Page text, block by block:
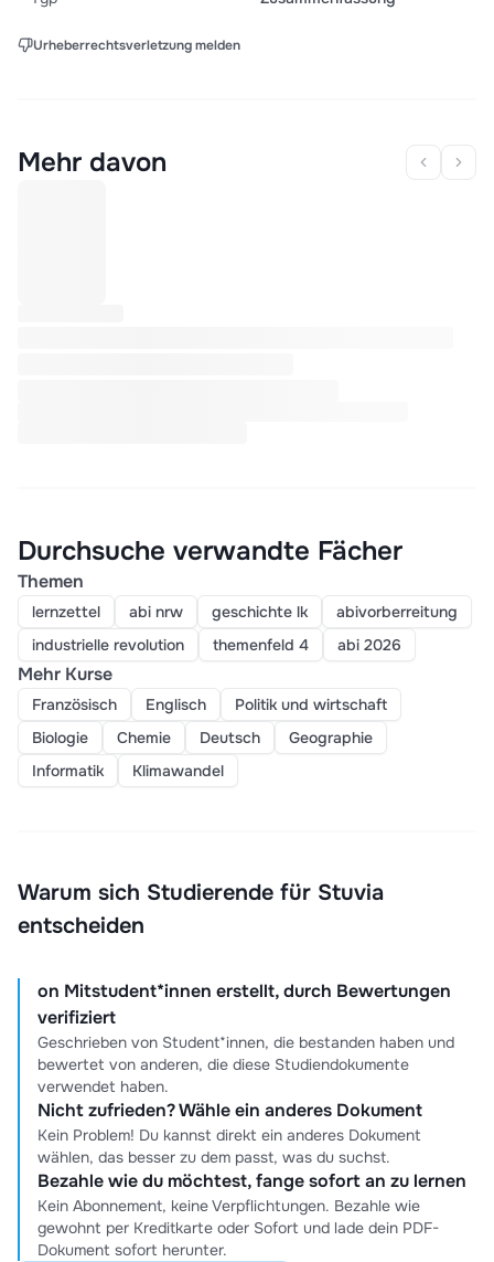
Urheberrechtsverletzung melden
Mehr davon
Durchsuche verwandte Fächer
Themen
lernzettel abi nrw geschichte lk
abivorberreitung
industrielle revolution
themenfeld 4 abi 2026
Mehr Kurse
Französisch Englisch
Politik und wirtschaft
Biologie
Chemie Deutsch
Geographie
Informatik
Klimawandel
Warum sich Studierende für Stuvia
entscheiden
on Mitstudent*innen erstellt, durch Bewertungen
verifiziert
Geschrieben von Student*innen, die bestanden haben und
bewertet von anderen, die diese Studiendokumente
verwendet haben.
Nicht zufrieden? Wähle ein anderes Dokument
Kein Problem! Du kannst direkt ein anderes Dokument
wählen, das besser zu dem passt, was du suchst.
Bezahle wie du möchtest, fange sofort an zu lernen
Kein Abonnement, keine Verpflichtungen. Bezahle wie
gewohnt per Kreditkarte oder Sofort und lade dein PDF-
Dokument sofort herunter.